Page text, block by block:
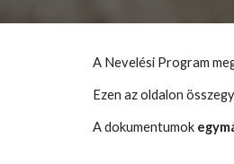
A Nevelési Program
Ezen az oldalon
A dokumentumok